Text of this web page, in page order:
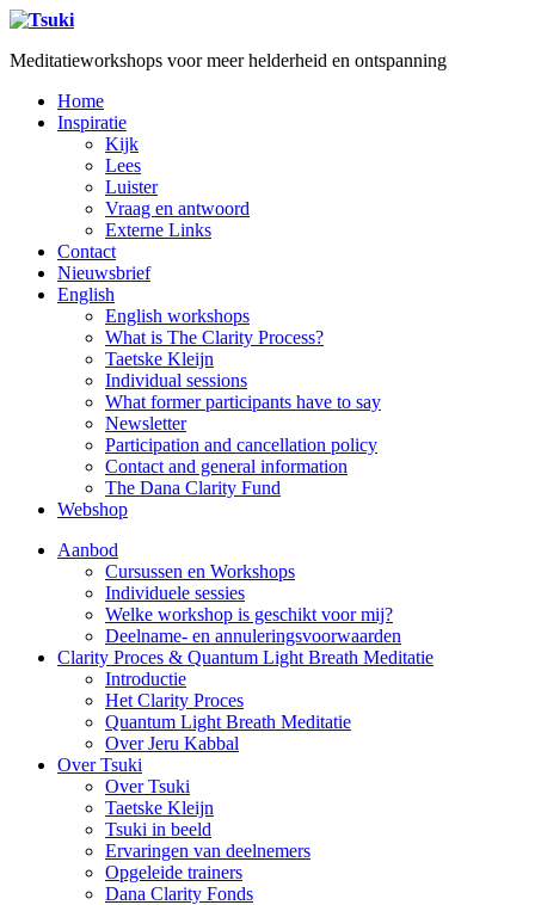
Meditatieworkshops voor meer helderheid en ontspanning
Home
Inspiratie
Kijk
Lees
Luister
Vraag en antwoord
Externe Links
Contact
Nieuwsbrief
English
English workshops
What is The Clarity Process?
Taetske Kleijn
Individual sessions
What former participants have to say
Newsletter
Participation and cancellation policy
Contact and general information
The Dana Clarity Fund
Webshop
Aanbod
Cursussen en Workshops
Individuele sessies
Welke workshop is geschikt voor mij?
Deelname- en annuleringsvoorwaarden
Clarity Proces & Quantum Light Breath Meditatie
Introductie
Het Clarity Proces
Quantum Light Breath Meditatie
Over Jeru Kabbal
Over Tsuki
Over Tsuki
Taetske Kleijn
Tsuki in beeld
Ervaringen van deelnemers
Opgeleide trainers
Dana Clarity Fonds